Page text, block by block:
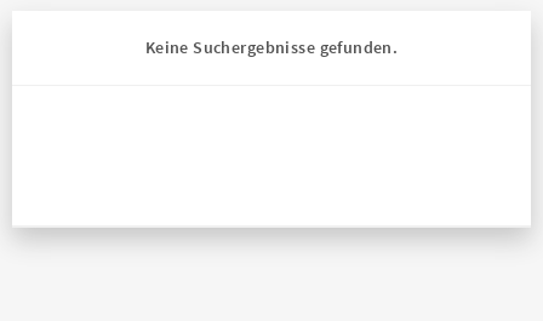
Keine Suchergebnisse gefunden.